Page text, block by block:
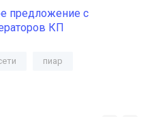
предложение с
КП
пиар